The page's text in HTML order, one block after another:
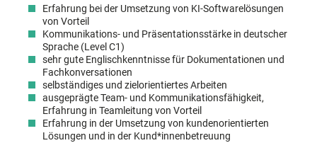
Erfahrung bei der Umsetzung von KI-Softwarelösungen
von Vorteil
Kommunikations- und Präsentationsstärke in deutscher
Sprache (Level C1)
sehr gute Englischkenntnisse für Dokumentationen und
Fachkonversationen
selbständiges und zielorientiertes Arbeiten
ausgeprägte Team- und Kommunikationsfähigkeit,
Erfahrung in Teamleitung von Vorteil
Erfahrung in der Umsetzung von kundenorientierten
Lösungen und in der Kund*innenbetreuung